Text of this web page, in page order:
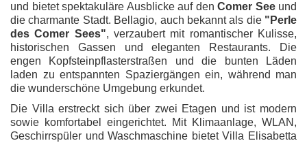
und bietet spektakuläre Ausblicke auf den Comer Seeund
die charmante Stadt. Bellagio, auch bekannt als die "Perle
des Comer Sees", verzaubert mit romantischer Kulisse,
historischen Gassen und eleganten Restaurants. Die
engen Kopfsteinpflasterstraßen und die bunten Läden
laden zu entspannten Spaziergängen ein, während man
die wunderschöne Umgebung erkundet.
Die Villa erstreckt sich über zwei Etagen und ist modern
sowie komfortabel eingerichtet. Mit Klimaanlage, WLAN,
Geschirrspüler und Waschmaschine bietet Villa Elisabetta